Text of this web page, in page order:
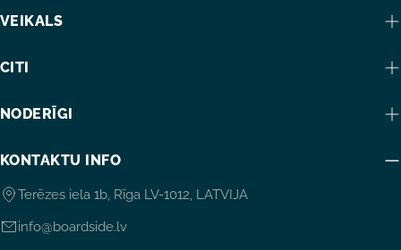
VEIKALS
CITI
NODERĪGI
KONTAKTU INFO
Terēzes iela 1b, Rīga LV-1012, LATVIJA
info@boardside.lv